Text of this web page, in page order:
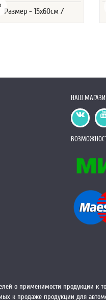
Размер - 15х60см /
НАШ
о применимости продукции к
к продаже продукции для